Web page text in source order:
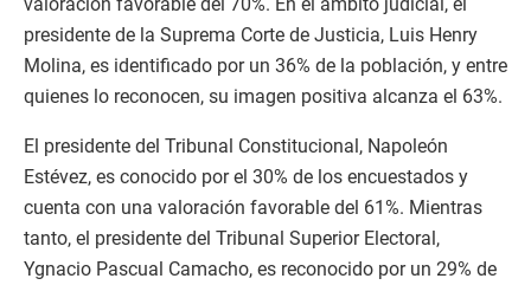
presidente de la Suprema Corte de Justicia, Luis Henry
Molina, es identificado por un 36% de la población, y entre
quienes lo reconocen, su imagen positiva alcanza el 63%.
El presidente del Tribunal Constitucional, Napoleón
Estévez, es conocido por el 30% de los encuestados y
cuenta con una valoración favorable del 61%. Mientras
tanto, el presidente del Tribunal Superior Electoral,
Ygnacio Pascual Camacho, es reconocido por un 29% de